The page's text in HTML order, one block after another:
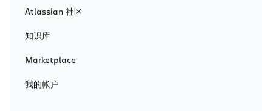
Atlassian 社区
知识库
Marketplace
我的帐户